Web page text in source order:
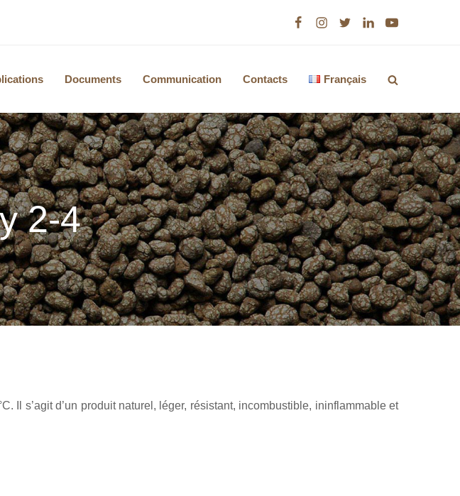
FacebookInstagram
TwitterLinkedIn
Documents Communication Contacts Français
2-4
Il s’agit d’un produit naturel, léger, résistant, incombustible, ininflammable et